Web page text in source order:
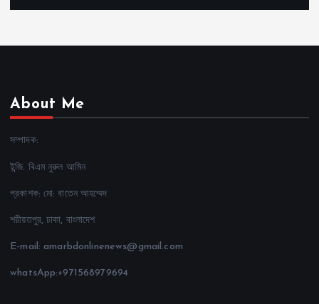
About Me
সম্পাদক:
ইন্জি. বিএম নুরুল আমিন
প্রকাশক: মো: বাতেন আহম্মেদ
শরীয়তপুর, ঢাকা, বাংলাদেশ
E-mail: amarbdonlinenews@gmail.com
whatsApp:+971568979694